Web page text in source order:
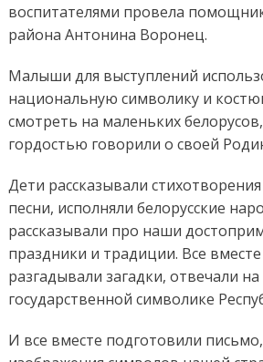
воспитателями провела
района Антонина Воронец.
Малыши для выступлений
национальную символику и
смотреть на маленьких
гордостью говорили о своей
Дети рассказывали
песни, исполняли белорусские
рассказывали про наши
праздники и традиции. Все вместе
разгадывали загадки, отвечали
государственной символике
И все вместе подготовили